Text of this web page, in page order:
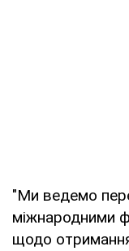
"Ми ведемо
міжнародними
щодо